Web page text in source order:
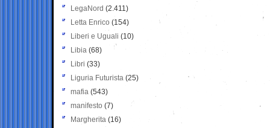
LegaNord (2.411)
Letta Enrico (154)
Liberi e Uguali (10)
Libia (68)
Libri (33)
Liguria Futurista (25)
mafia (543)
manifesto (7)
Margherita (16)